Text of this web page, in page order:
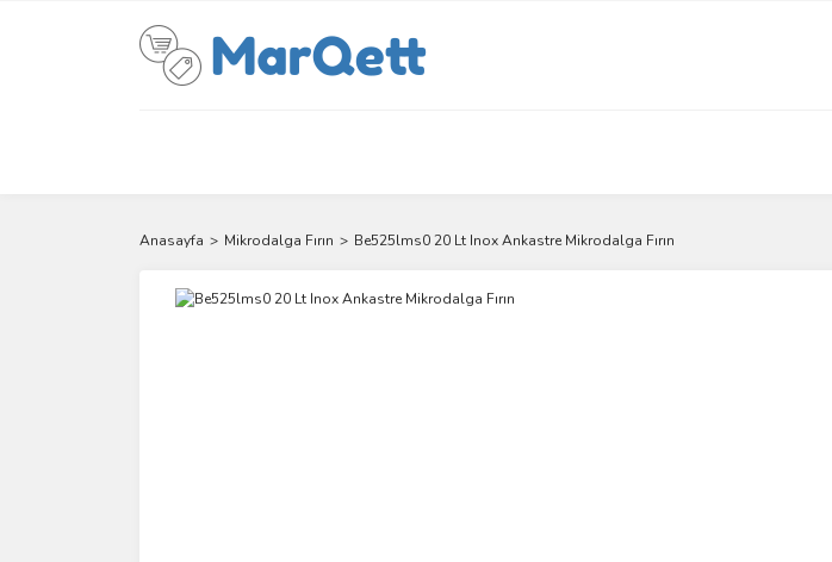
Anasayfa Mikrodalga Fırın Be525lms0 20 Lt Inox Ankastre Mikrodalga Fırın